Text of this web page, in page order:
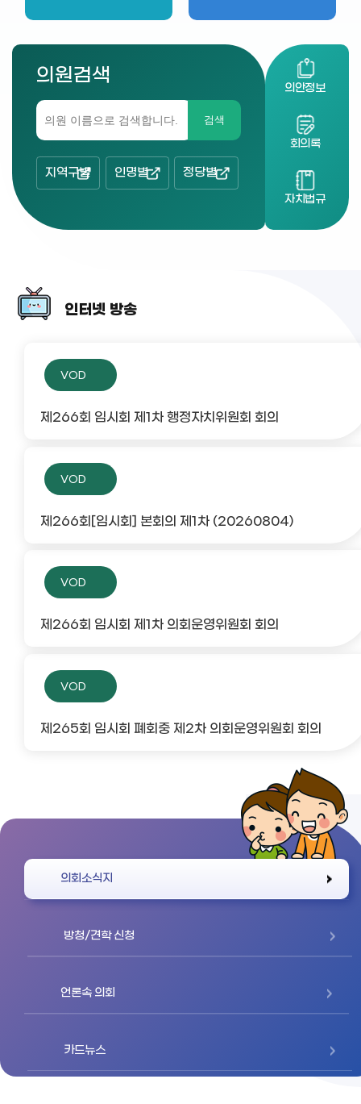
의원검색
검색
지역구별 인명별 정당별
의안정보
회의록
자치법규
인터넷 방송
VOD
제266회 임시회 제1차 행정자치위원회 회의
VOD
제266회[임시회] 본회의 제1차 (20260804)
VOD
제266회 임시회 제1차 의회운영위원회 회의
VOD
제265회 임시회 폐회중 제2차 의회운영위원회 회의
의회소식지
방청/견학 신청
언론속 의회
카드뉴스